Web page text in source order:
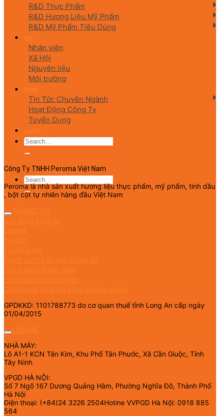
R&D Thực Phẩm
R&D Hương Liệu Mỹ Phẩm
R&D Mỹ Phẩm Tiêu Dùng
Nhân viên
Xã Hội
Nguyên liệu
Môi trường
Tin Tức Chuyên Ngành
Hoạt Động Công Ty
Tuyển Dụng
English
Công Ty TNHH Peroma Việt Nam
Peroma là nhà sản xuất hương liệu thực phẩm, mỹ phẩm, tinh dầu
, bột cột tự nhiên hàng đầu Việt Nam
GPDKKD: 1101788773 do cơ quan thuế tỉnh Long An cấp ngày
01/04/2015
NHÀ MÁY:
Lô A1-1 KCN Tân Kim, Khu Phố Tân Phước, Xã Cần Giuộc, Tỉnh
Tây Ninh
VPGD HÀ NỘI:
Số 7 Ngõ 167 Dương Quảng Hàm, Phường Nghĩa Đô, Thành Phố
Hà Nội
Điện thoại: (+84)24 3226 2504Hotine VVPGD Hà Nội: 0918 885
564